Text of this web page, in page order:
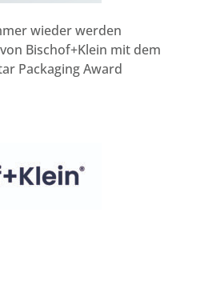
wieder werden
Bischof+Klein mit dem
Packaging Award